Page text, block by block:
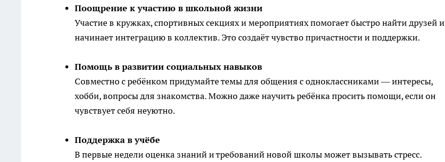
Поощрение к участию в школьной жизни
Участие в кружках, спортивных секциях и мероприятиях помогает быстро найти друзей и
начинает интеграцию в коллектив. Это создаёт чувство причастности и поддержки.
Помощь в развитии социальных навыков
Совместно с ребёнком придумайте темы для общения с одноклассниками — интересы,
хобби, вопросы для знакомства. Можно даже научить ребёнка просить помощи, если он
чувствует себя неуютно.
Поддержка в учёбе
В первые недели оценка знаний и требований новой школы может вызывать стресс.